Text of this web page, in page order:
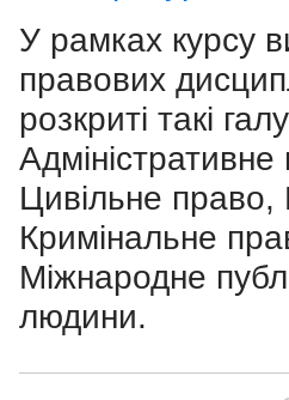
У рамках курсу
правових
розкриті такі
Цивільне
Кримінальне
Міжнародне
людини.